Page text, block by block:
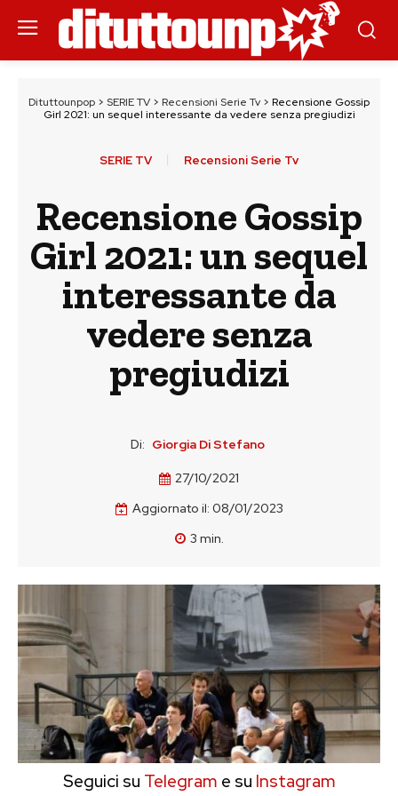
Dituttounpop > SERIE TV > Recensioni Serie Tv > Recensione Gossip
Girl 2021: un sequel interessante da vedere senza pregiudizi
SERIE TV Recensioni Serie Tv
Recensione Gossip
Girl 2021: un sequel
interessante da
vedere senza
pregiudizi
Di: Giorgia Di Stefano
27/10/2021
Aggiornato il: 08/01/2023
3 min.
Seguici su Telegram e su Instagram